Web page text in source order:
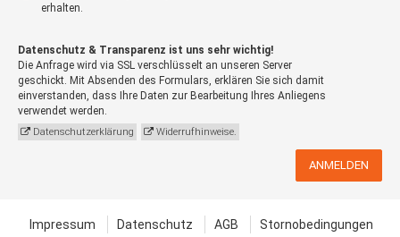
erhalten.
Datenschutz & Transparenz ist uns sehr wichtig!
Die Anfrage wird via SSL verschlüsselt an unseren Server
geschickt. Mit Absenden des Formulars, erklären Sie sich damit
einverstanden, dass Ihre Daten zur Bearbeitung Ihres Anliegens
verwendet werden.
Datenschutzerklärung Widerrufhinweise.
ANMELDEN
Impressum Datenschutz AGB Stornobedingungen